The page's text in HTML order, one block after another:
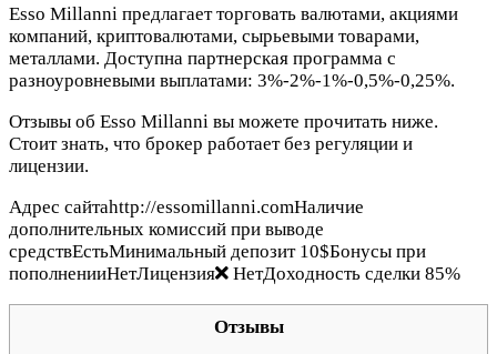
Esso Millanni предлагает торговать валютами, акциями
компаний, криптовалютами, сырьевыми товарами,
металлами. Доступна партнерская программа с
разноуровневыми выплатами: 3%-2%-1%-0,5%-0,25%.
Отзывы об Esso Millanni вы можете прочитать ниже.
Стоит знать, что брокер работает без регуляции и
лицензии.
Адрес сайтаhttp://essomillanni.comНаличие
дополнительных комиссий при выводе
средствЕстьМинимальный депозит 10$Бонусы при
пополненииНетЛицензия
НетДоходность сделки 85%
Отзывы